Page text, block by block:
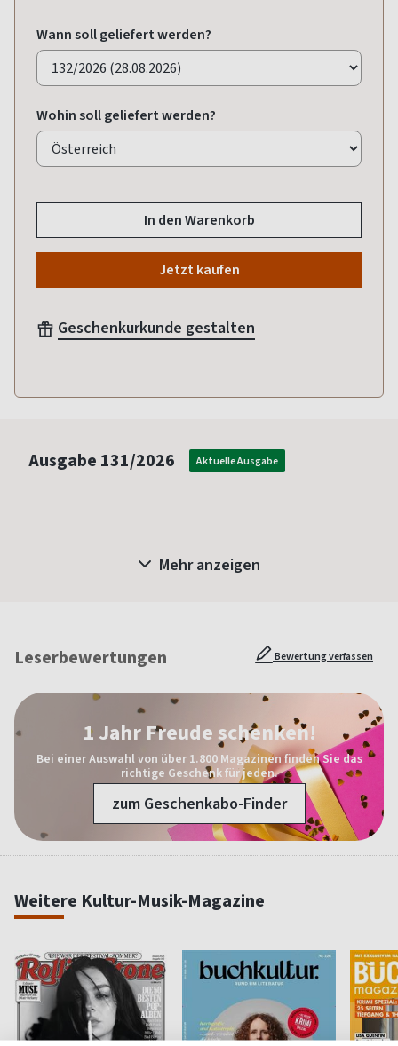
Wann soll geliefert werden?
Wohin soll geliefert werden?
In den Warenkorb
Jetzt kaufen
Geschenkurkunde gestalten
Ausgabe 131/2026 Aktuelle Ausgabe
Mehr anzeigen
Leserbewertungen Bewertung verfassen
1 Jahr Freude schenken!
Bei einer Auswahl von über 1.800 Magazinen finden Sie das
richtige Geschenk für jeden.
zum Geschenkabo-Finder
Weitere Kultur-Musik-Magazine